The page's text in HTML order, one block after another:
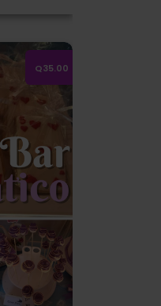
Q35.00